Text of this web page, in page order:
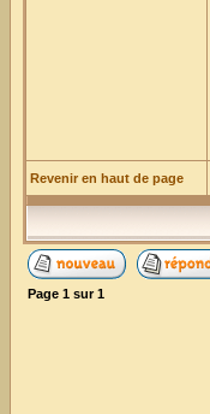
Revenir en haut de page
Page 1 sur1